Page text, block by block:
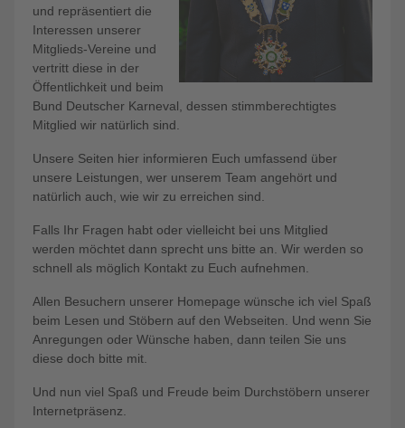
und repräsentiert die
Interessen unserer
Mitglieds-Vereine und
vertritt diese in der
Öffentlichkeit und beim
Bund Deutscher Karneval, dessen stimmberechtigtes
Mitglied wir natürlich sind.
Unsere Seiten hier informieren Euch umfassend über
unsere Leistungen, wer unserem Team angehört und
natürlich auch, wie wir zu erreichen sind.
Falls Ihr Fragen habt oder vielleicht bei uns Mitglied
werden möchtet dann sprecht uns bitte an. Wir werden so
schnell als möglich Kontakt zu Euch aufnehmen.
Allen Besuchern unserer Homepage wünsche ich viel Spaß
beim Lesen und Stöbern auf den Webseiten. Und wenn Sie
Anregungen oder Wünsche haben, dann teilen Sie uns
diese doch bitte mit.
Und nun viel Spaß und Freude beim Durchstöbern unserer
Internetpräsenz.